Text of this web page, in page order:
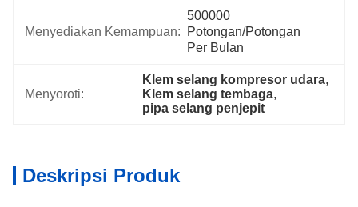
Menyediakan Kemampuan:
500000
Potongan/potongan
Per Bulan
Menyoroti:
Klem selang kompresor udara
Klem selang tembaga,
pipa selang penjepit
Deskripsi Produk